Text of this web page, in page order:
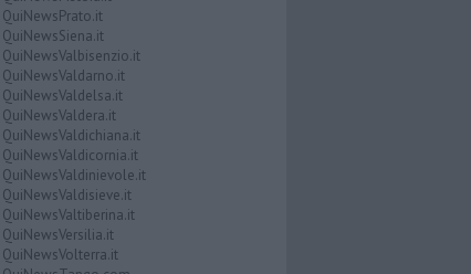
QuiNewsPrato.it
QuiNewsSiena.it
QuiNewsValbisenzio.it
QuiNewsValdarno.it
QuiNewsValdelsa.it
QuiNewsValdera.it
QuiNewsValdichiana.it
QuiNewsValdicornia.it
QuiNewsValdinievole.it
QuiNewsValdisieve.it
QuiNewsValtiberina.it
QuiNewsVersilia.it
QuiNewsVolterra.it